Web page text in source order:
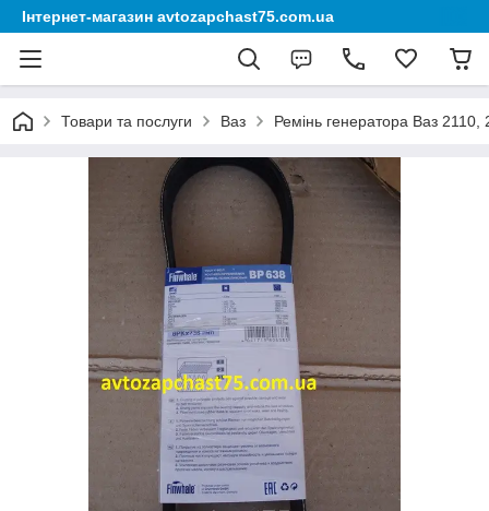
Інтернет-магазин avtozapchast75.com.ua
Товари та послуги Ваз Ремінь генератора Ваз